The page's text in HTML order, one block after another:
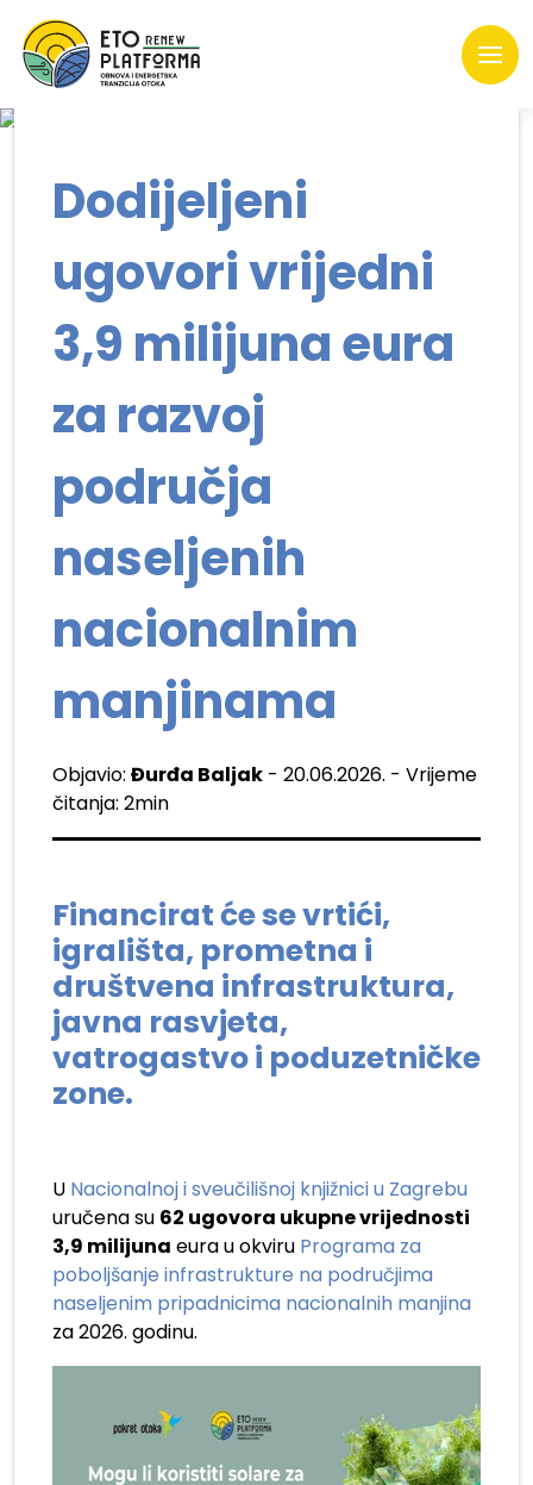
Dodijeljeni
ugovori vrijedni
3,9 milijuna eura
za razvoj
područja
naseljenih
nacionalnim
manjinama
Objavio: Đurđa Baljak - 20.06.2026. - Vrijeme
čitanja: 2min
Financirat će se vrtići,
igrališta, prometna i
društvena infrastruktura,
javna rasvjeta,
vatrogastvo i poduzetničke
zone.
U Nacionalnoj i sveučilišnoj knjižnici u Zagrebu
uručena su 62 ugovora ukupne vrijednosti
3,9 milijuna eura u okviru Programa za
poboljšanje infrastrukture na područjima
naseljenim pripadnicima nacionalnih manjina
za 2026. godinu.